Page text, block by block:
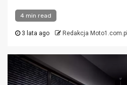
4 min read
3 lata ago Redakcja Moto1.com.pl